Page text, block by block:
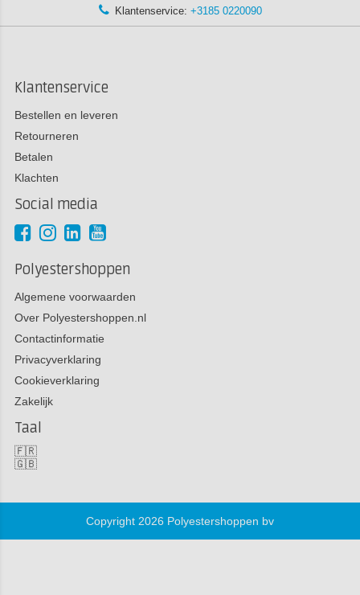
Klantenservice: +3185 0220090
Klantenservice
Bestellen en leveren
Retourneren
Betalen
Klachten
Social media
Polyestershoppen
Algemene voorwaarden
Over Polyestershoppen.nl
Contactinformatie
Privacyverklaring
Cookieverklaring
Zakelijk
Taal
🇫🇷
🇬🇧
Copyright 2026 Polyestershoppen bv